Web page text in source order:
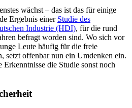
wächst – das ist das für einige
Ergebnis einer Studie des
Industrie (HDI), für die rund
befragt worden sind. Wo sich vor
Leute häufig für die freie
setzt offenbar nun ein Umdenken ein.
die Studie sonst noch